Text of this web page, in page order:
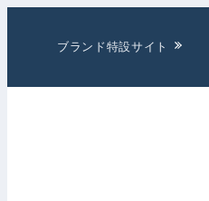
ブランド特設サイト